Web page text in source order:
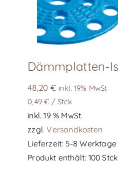
48,20€ inkl. 19% MwSt
0,49€ / Stck
inkl. 19 % MwSt.
zzgl.Versandkosten
Lieferzeit: 5-8 Werktage
Produkt enthält: 100Stck